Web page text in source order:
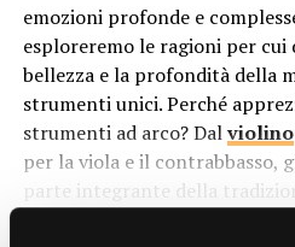
l’egida della fede.
Ruolo dell’Organo
Nelle chiese cristiane,
fondamentale durante le
spesso utilizzato per
preghiere, fornendo un
enfatizza il carattere sacro e
emozioni profonde e
esploreremo le ragioni per cui
bellezza e la profondità della
strumenti unici. Perché
strumenti ad arco? Dalviolino
per la viola e il contrabbasso,
parte integrante della
offrono un’esperienza sonora